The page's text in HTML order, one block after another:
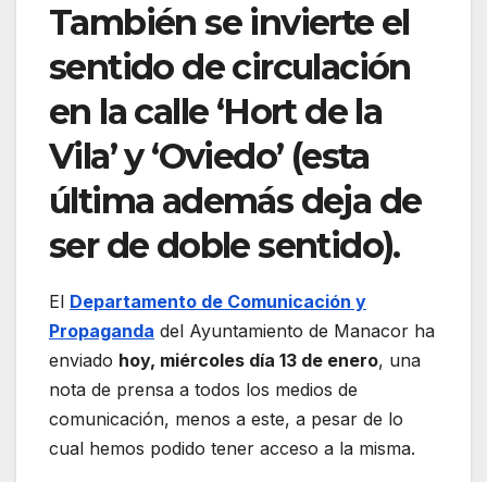
También se invierte el
sentido de circulación
en la calle ‘Hort de la
Vila’ y ‘Oviedo’ (esta
última además deja de
ser de doble sentido).
El Departamento de Comunicación y
Propaganda del Ayuntamiento de Manacor ha
enviado hoy, miércoles día 13 de enero, una
nota de prensa a todos los medios de
comunicación, menos a este, a pesar de lo
cual hemos podido tener acceso a la misma.